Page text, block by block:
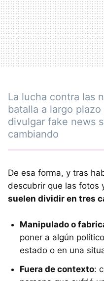
La lucha contra las
batalla a largo
divulgar fake news
cambiando
De esa forma, y tras
descubrir que las fotos
suelen dividir en tres
Manipulado o
poner a algún
estado o en una
Fuera de contexto: